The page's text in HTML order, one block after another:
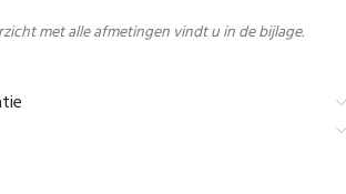
met alle afmetingen vindt u in de bijlage.